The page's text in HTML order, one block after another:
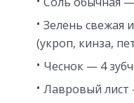
Зелень свежая
(укроп, кинза,
Чеснок — 4
Лавровый лист